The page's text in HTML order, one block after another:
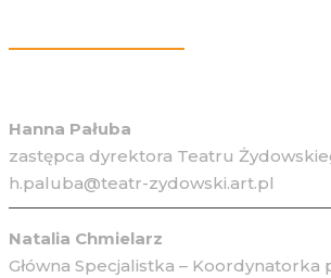
Hanna Pałuba
zastępca dyrektora Teatru
h.paluba@teatr-zydowski.art.pl
Natalia Chmielarz
Główna Specjalistka –